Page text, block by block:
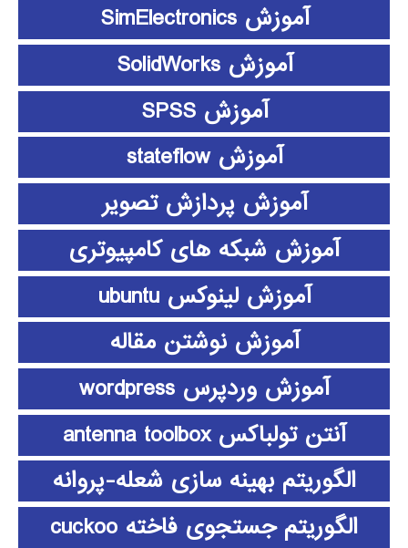
آموزش SimElectronics
آموزش SolidWorks
آموزش SPSS
آموزش stateflow
آموزش پردازش تصویر
آموزش شبکه های کامپیوتری
آموزش لینوکس ubuntu
آموزش نوشتن مقاله
آموزش وردپرس wordpress
آنتن تولباکس antenna toolbox
الگوریتم بهینه سازی شعله-پروانه
الگوریتم جستجوی فاخته cuckoo